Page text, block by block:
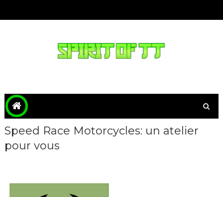
Speed Race Motorcycles: un atelier
pour vous